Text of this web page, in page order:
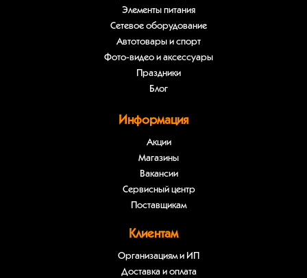
Элементы питания
Сетевое оборудование
Автотовары и спорт
Фото-видео и аксессуары
Праздники
Блог
Информация
Акции
Магазины
Вакансии
Сервисный центр
Поставщикам
Клиентам
Организациям и ИП
Доставка и оплата